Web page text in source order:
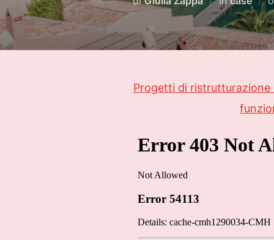
Progetti di